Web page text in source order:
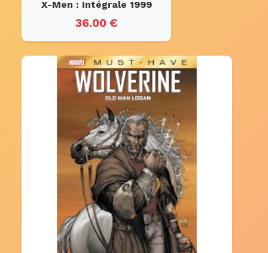
X-Men : Intégrale 1999
36.00 €